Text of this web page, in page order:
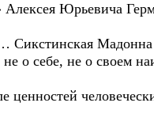
Алексея Юрьевича
Сикстинская Мадонна
о себе, не о своем
ценностей